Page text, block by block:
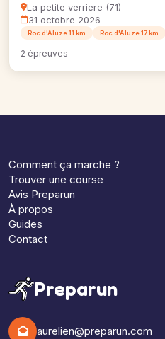
La petite verriere (71)
31 octobre 2026
Roc d'Aluze 11 km Roc d'Aluze 17 km
2 épreuves
Comment ça marche ?
Trouver une course
Avis Preparun
À propos
Guides
Contact
Preparun
aurelien@preparun.com